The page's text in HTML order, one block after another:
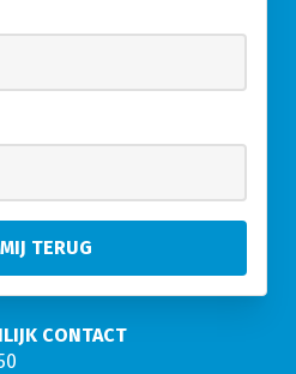
CONTACT